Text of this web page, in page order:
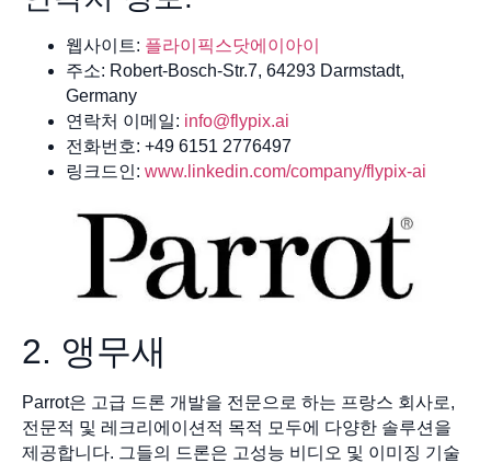
웹사이트: 플라이픽스닷에이아이
주소: Robert-Bosch-Str.7, 64293 Darmstadt,
Germany
연락처 이메일: info@flypix.ai
전화번호: +49 6151 2776497
링크드인: www.linkedin.com/company/flypix-ai
2. 앵무새
Parrot은 고급 드론 개발을 전문으로 하는 프랑스 회사로,
전문적 및 레크리에이션적 목적 모두에 다양한 솔루션을
제공합니다. 그들의 드론은 고성능 비디오 및 이미징 기술